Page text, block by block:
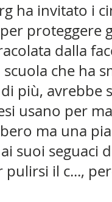
ha invitato i
proteggere
dalla
che ha
più, avrebbe
usano per
ma una
suoi seguaci
pulirsi il c...,